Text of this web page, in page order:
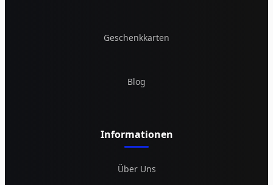
Geschenkkarten
Blog
Informationen
Über Uns